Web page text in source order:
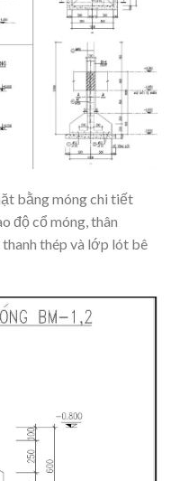
bằng móng chi tiết
độ cổ móng, thân
thép và lớp lót bê